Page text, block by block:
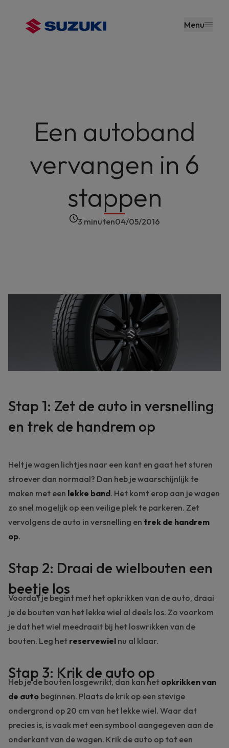
de inhoud
gaan
Menu
Een autoband
vervangen in 6
stappen
3 minuten04/05/2016
Stap 1: Zet de auto in versnelling
en trek de handrem op
Helt je wagen lichtjes naar een kant en gaat het sturen
stroever dan normaal? Dan heb je waarschijnlijk te
maken met een lekke band. Het komt erop aan je wagen
zo snel mogelijk op een veilige plek te parkeren. Zet
vervolgens de auto in versnelling en trek de handrem
op.
Stap 2: Draai de wielbouten een
beetje los
Voordat je begint met het opkrikken van de auto, draai
je de bouten van het lekke wiel al deels los. Zo voorkom
je dat het wiel meedraait bij het loswrikken van de
bouten. Leg het reservewiel nu al klaar.
Stap 3: Krik de auto op
Heb je de bouten losgewrikt, dan kan het opkrikken van
de auto beginnen. Plaats de krik op een stevige
ondergrond op 20 cm van het lekke wiel. Waar dat
precies is, is vaak met een symbool aangegeven aan de
onderkant van de wagen. Krik de auto op tot een